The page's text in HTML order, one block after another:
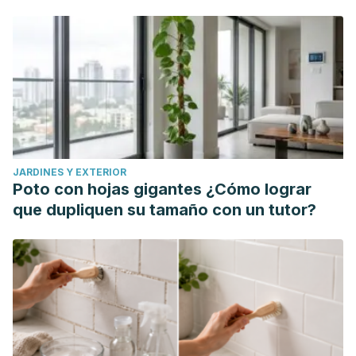
Sarabia, César Pineda, Xóchitl Josefina Zarco Vite, and
María Luisa Ruiz Morales. "Retinopatía diabética, una
complicación descuidada."Atención Familiar
25.2 (2018):
83-85.
Alba-Linero, C., et al. "Vitrectomía diagnóstica: serie de
casos en un centro de referencia."Archivos de la
Sociedad Española de Oftalmología
Esmerado, C., et al. "Fotocoagulación panretiniana y
proliferativa."
Annals d'oftalmologia: òrgan de les Societats
d'Oftalmologia de Catalunya, Valencia i Balears
5.
JARDINES Y EXTERIOR
Poto con hojas gigantes ¿Cómo lograr
que dupliquen su tamaño con un tutor?